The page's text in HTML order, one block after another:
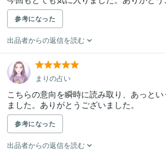
参考になった
出品者からの返信を読む
まりの占い
こちらの意向を瞬時に読み取り、あっと
ました。ありがとうございました。
参考になった
出品者からの返信を読む